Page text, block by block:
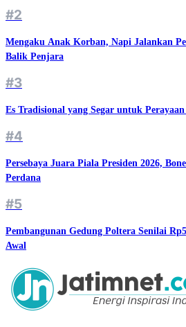
#2
Mengaku Anak Korban, Napi Jalankan
Balik Penjara
#3
Es Tradisional yang Segar untuk
#4
Persebaya Juara Piala Presiden 2026,
Perdana
#5
Pembangunan Gedung Poltera Senilai
Awal